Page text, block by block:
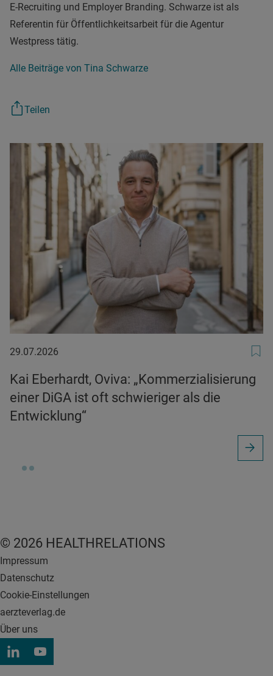
E-Recruiting und Employer Branding. Schwarze ist als
Referentin für Öffentlichkeitsarbeit für die Agentur
Westpress tätig.
Alle Beiträge von Tina Schwarze
Teilen
29.07.2026
29.07.2026
Kai Eberhardt, Oviva: „Kommerzialisierung
einer DiGA ist oft schwieriger als die
Entwicklung“
© 2026 HEALTHRELATIONS
Impressum
Datenschutz
Cookie-Einstellungen
aerzteverlag.de
Über uns